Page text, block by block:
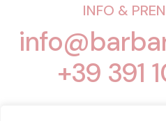
INFO &
+39 391